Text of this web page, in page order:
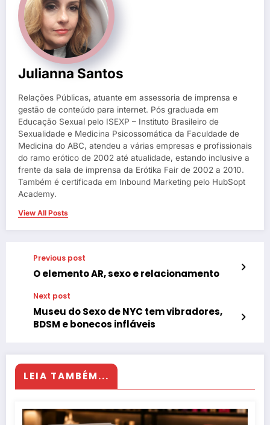
Julianna Santos
Relações Públicas, atuante em assessoria de imprensa e
gestão de conteúdo para internet. Pós graduada em
Educação Sexual pelo ISEXP – Instituto Brasileiro de
Sexualidade e Medicina Psicossomática da Faculdade de
Medicina do ABC, atendeu a várias empresas e profissionais
do ramo erótico de 2002 até atualidade, estando inclusive a
frente da sala de imprensa da Erótika Fair de 2002 a 2010.
Também é certificada em Inbound Marketing pelo HubSopt
Academy.
View All Posts
Previous post
O elemento AR, sexo e relacionamento
Next post
Museu do Sexo de NYC tem vibradores,
BDSM e bonecos infláveis
LEIA TAMBÉM...